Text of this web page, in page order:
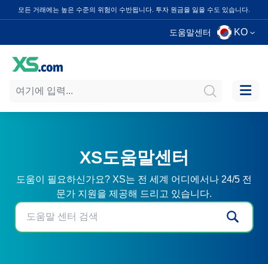
모든 거래에는 높은 수준의 위험이 수반됩니다. 투자 원금을 잃을 수도 있습니다.
도움말센터 KO
XS도움말센터
도움이 필요하신가요? XS는 전 세계 어디에서나 24/5 전
문가 지원을 제공해 드리고 있습니다.